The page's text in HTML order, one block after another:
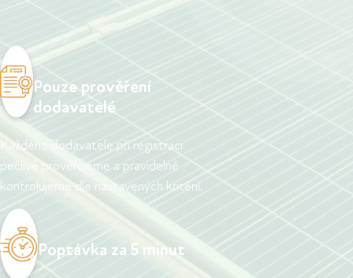
Pouze prověření
dodavatelé
Každého dodavatele při registraci
pečlivě prověřujeme a pravidelně
kontrolujeme dle nastavených kritérií.
Poptávka za 5 minut